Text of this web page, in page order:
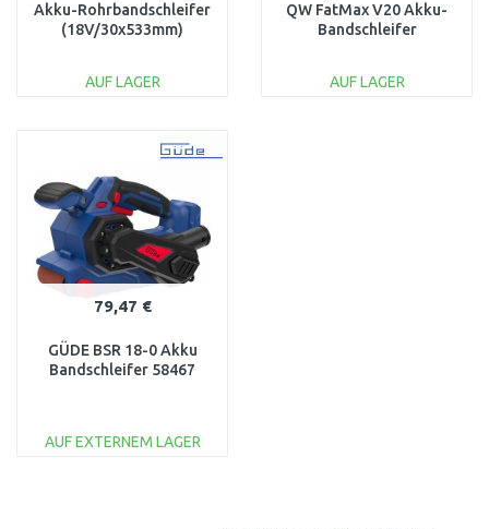
Akku-Rohrbandschleifer
(18V/30x533mm)
AUF LAGER
Vergleichen
QW FatMax V20 Akku-
Bandschleifer
AUF LAGER
79,47 €
GÜDE BSR 18-0 Akku
Bandschleifer 58467
AUF EXTERNEM LAGER